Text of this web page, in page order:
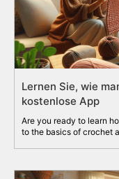
Lernen Sie, wie
kostenlose App
Are you ready to learn
to the basics of crochet